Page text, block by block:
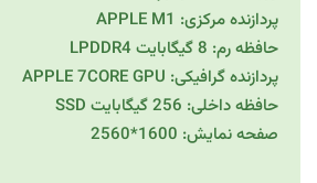
پردازنده مرکزی: APPLE M1
حافظه رم: 8 گیگابایت LPDDR4
پردازنده گرافیکی: APPLE 7CORE GPU
حافظه داخلی: 256 گیگابایت SSD
صفحه نمایش: 1600*2560